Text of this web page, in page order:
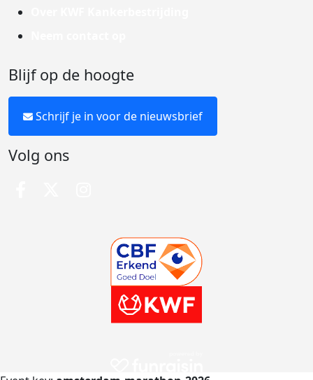
Blijf op de hoogte
Schrijf je in voor de nieuwsbrief
Volg ons